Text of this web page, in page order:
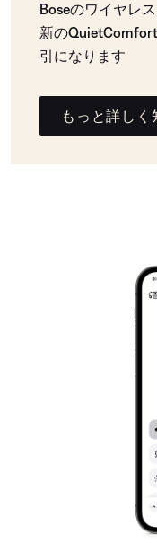
Boseのワイヤレ
新の
引になります
もっと詳しく